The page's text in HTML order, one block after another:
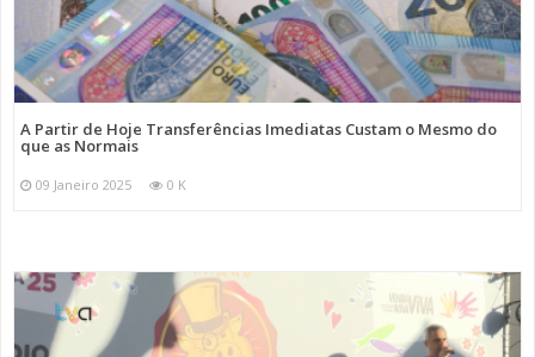
A Partir de Hoje Transferências Imediatas Custam o Mesmo do
que as Normais
09 Janeiro 2025 0 K